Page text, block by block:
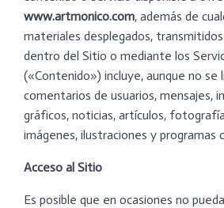
www.artmonico.com, además de
materiales desplegados,
dentro del Sitio o mediante los
(«Contenido») incluye, aunque no
comentarios de usuarios, mensajes,
gráficos, noticias, artículos,
imágenes, ilustraciones y programas
Acceso al Sitio
Es posible que en ocasiones no